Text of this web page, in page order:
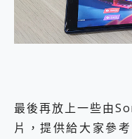
最後再放上一些由
片，提供給大家參